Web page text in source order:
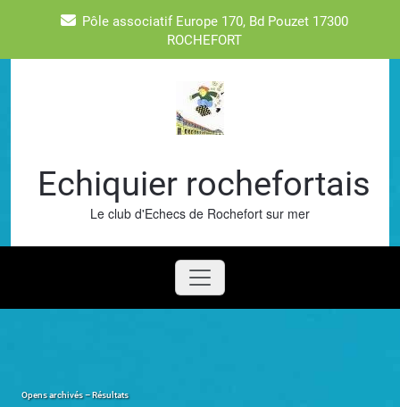
Pôle associatif Europe 170, Bd Pouzet 17300
ROCHEFORT
Echiquier rochefortais
Le club d'Echecs de Rochefort sur mer
Opens archivés – Résultats